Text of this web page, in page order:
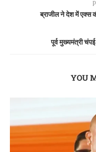
ब्राजील ने देश में एक्स
पूर्व मुख्यमंत्री
YOU